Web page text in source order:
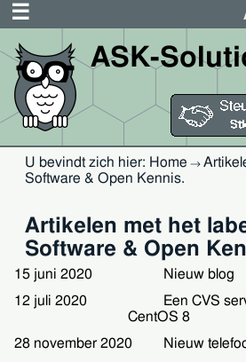
ASK-
U bevindt zich hier: Home →
Software & Open Kennis.
Artikelen met het
Software & Open
15 juni 2020
Nieuw blog
12 juli 2020
Een CVS
CentOS 8
28 november 2020
Nieuw